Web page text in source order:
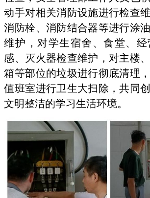
动手对相关消防设施进行检查
消防栓、消防结合器等进行涂
维护，对学生宿舍、食堂、
感、灭火器检查维护，对主楼
箱等部位的垃圾进行彻底清理，
值班室进行卫生大扫除，共同创
文明整洁的学习生活环境。